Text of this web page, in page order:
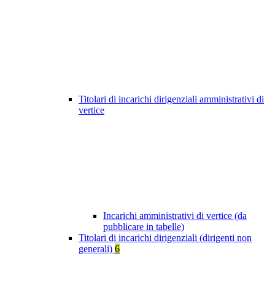
Titolari di incarichi dirigenziali amministrativi di
vertice
Incarichi amministrativi di vertice (da
pubblicare in tabelle)
Titolari di incarichi dirigenziali (dirigenti non
generali) 6